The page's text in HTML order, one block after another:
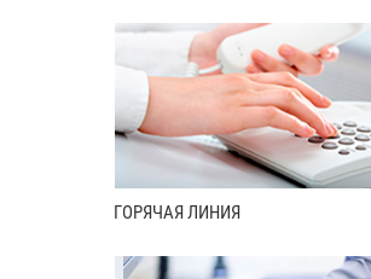
ГОРЯЧАЯ ЛИНИЯ